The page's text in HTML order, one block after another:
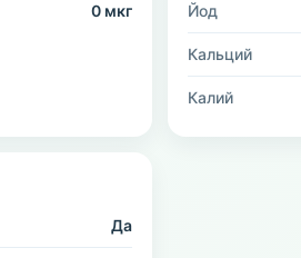
0 мкг Йод
Кальций
Калий
Да